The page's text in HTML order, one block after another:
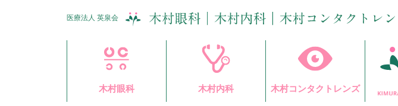
医療法人 英泉会
木村眼科 木村内科 木村コンタクトレンズ